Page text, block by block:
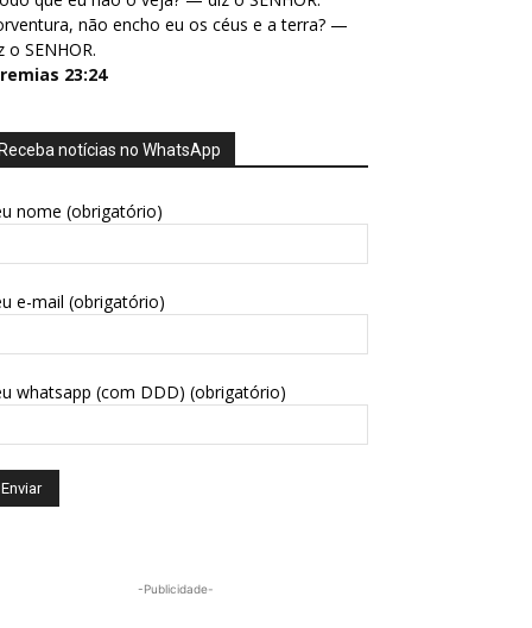
não encho eu os céus e a terra? —
o SENHOR.
23:24
Receba notícias no WhatsApp
nome (obrigatório)
e-mail (obrigatório)
whatsapp (com DDD) (obrigatório)
-Publicidade-